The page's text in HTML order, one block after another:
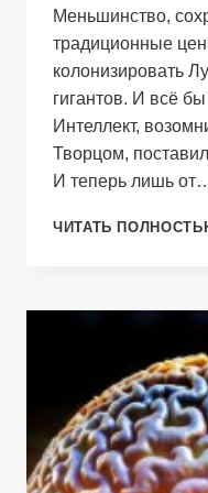
Меньшинство,
традиционные
колонизировать
гигантов. И всё
Интеллект,
Творцом,
И теперь лишь
ЧИТАТЬ